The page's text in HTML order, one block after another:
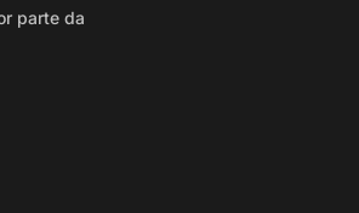
parte da